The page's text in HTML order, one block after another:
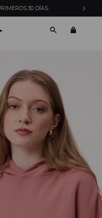
30 DÍAS